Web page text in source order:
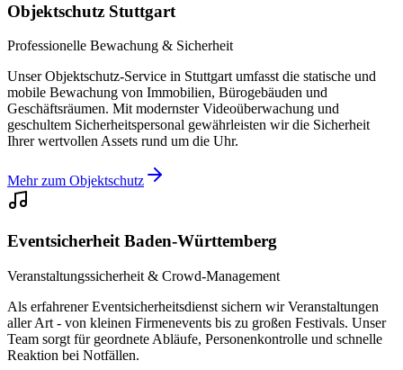
Objektschutz Stuttgart
Professionelle Bewachung & Sicherheit
Unser Objektschutz-Service in Stuttgart umfasst die statische und
mobile Bewachung von Immobilien, Bürogebäuden und
Geschäftsräumen. Mit modernster Videoüberwachung und
geschultem Sicherheitspersonal gewährleisten wir die Sicherheit
Ihrer wertvollen Assets rund um die Uhr.
Mehr zum Objektschutz
Eventsicherheit Baden-Württemberg
Veranstaltungssicherheit & Crowd-Management
Als erfahrener Eventsicherheitsdienst sichern wir Veranstaltungen
aller Art - von kleinen Firmenevents bis zu großen Festivals. Unser
Team sorgt für geordnete Abläufe, Personenkontrolle und schnelle
Reaktion bei Notfällen.